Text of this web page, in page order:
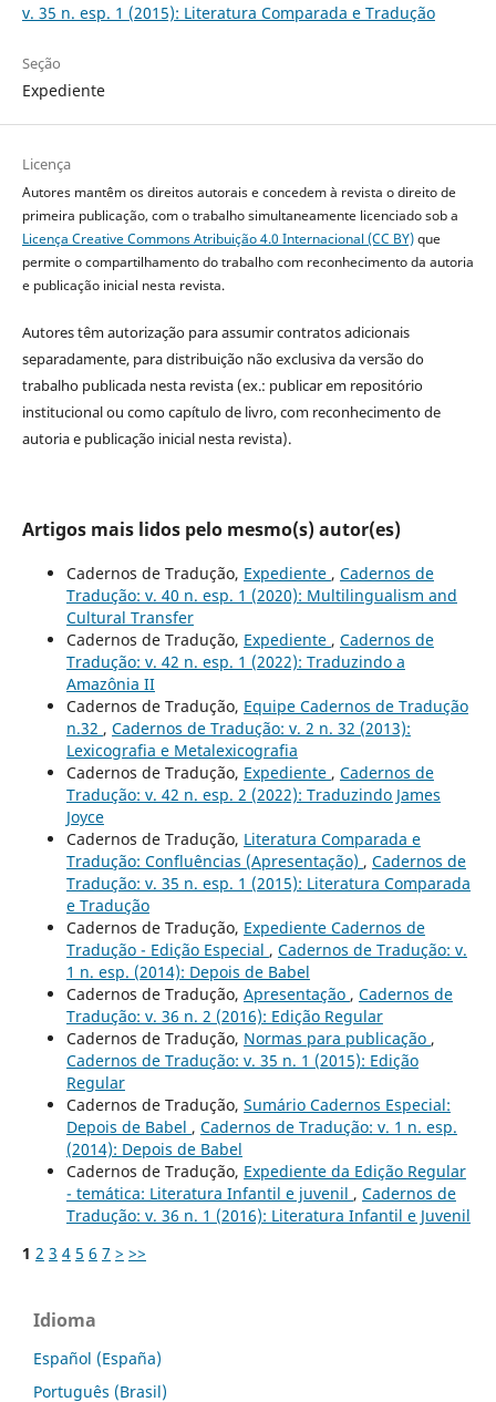
v. 35 n. esp. 1 (2015): Literatura Comparada e Tradução
Seção
Expediente
Licença
Autores mantêm os direitos autorais e concedem à revista o direito de
primeira publicação, com o trabalho simultaneamente licenciado sob a
Licença Creative Commons Atribuição 4.0 Internacional (CC BY)que
permite o compartilhamento do trabalho com reconhecimento da autoria
e publicação inicial nesta revista.
Autores têm autorização para assumir contratos adicionais
separadamente, para distribuição não exclusiva da versão do
trabalho publicada nesta revista (ex.: publicar em repositório
institucional ou como capítulo de livro, com reconhecimento de
autoria e publicação inicial nesta revista).
Artigos mais lidos pelo mesmo(s) autor(es)
Cadernos de Tradução, Expediente , Cadernos de
Tradução: v. 40 n. esp. 1 (2020): Multilingualism and
Cultural Transfer
Cadernos de Tradução, Expediente , Cadernos de
Tradução: v. 42 n. esp. 1 (2022): Traduzindo a
Amazônia II
Cadernos de Tradução, Equipe Cadernos de Tradução
n.32 , Cadernos de Tradução: v. 2 n. 32 (2013):
Lexicografia e Metalexicografia
Cadernos de Tradução, Expediente , Cadernos de
Tradução: v. 42 n. esp. 2 (2022): Traduzindo James
Joyce
Cadernos de Tradução, Literatura Comparada e
Tradução: Confluências (Apresentação) , Cadernos de
Tradução: v. 35 n. esp. 1 (2015): Literatura Comparada
e Tradução
Cadernos de Tradução, Expediente Cadernos de
Tradução - Edição Especial , Cadernos de Tradução: v.
1 n. esp. (2014): Depois de Babel
Cadernos de Tradução, Apresentação , Cadernos de
Tradução: v. 36 n. 2 (2016): Edição Regular
Cadernos de Tradução, Normas para publicação ,
Cadernos de Tradução: v. 35 n. 1 (2015): Edição
Regular
Cadernos de Tradução, Sumário Cadernos Especial:
Depois de Babel , Cadernos de Tradução: v. 1 n. esp.
(2014): Depois de Babel
Cadernos de Tradução, Expediente da Edição Regular
- temática: Literatura Infantil e juvenil , Cadernos de
Tradução: v. 36 n. 1 (2016): Literatura Infantil e Juvenil
1 2 3 4 5 6 7 > >>
Idioma
Español (España)
Português (Brasil)